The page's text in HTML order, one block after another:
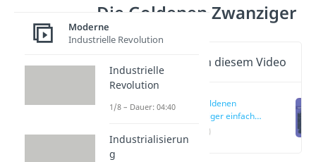
Die Goldenen Zwanziger
Wichtige Inhalte in diesem Video
Die Goldenen
Zwanziger einfach
(00:18)
Moderne
Industrielle Revolution
Industrielle
Revolution
1/8 – Dauer: 04:40
Industrialisierun
g